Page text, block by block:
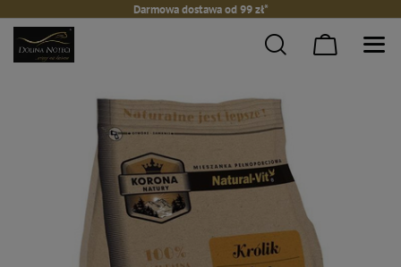
Darmowa dostawa od 99 zł*